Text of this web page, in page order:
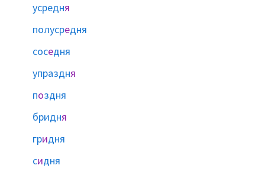
усредня
полусредня
соседня
упраздня
поздня
бридня
гридня
сидня